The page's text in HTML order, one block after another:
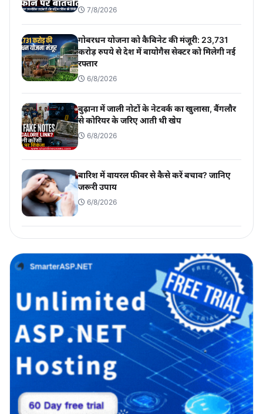
7/8/2026
गोबरधन योजना को कैबिनेट की मंजूरी: 23,731
करोड़ रुपये से देश में बायोगैस सेक्टर को मिलेगी नई
रफ्तार
6/8/2026
बुढ़ाना में जाली नोटों के नेटवर्क का खुलासा, बैंगलौर
से कोरियर के जरिए आती थी खेप
6/8/2026
बारिश में वायरल फीवर से कैसे करें बचाव? जानिए
जरूरी उपाय
6/8/2026